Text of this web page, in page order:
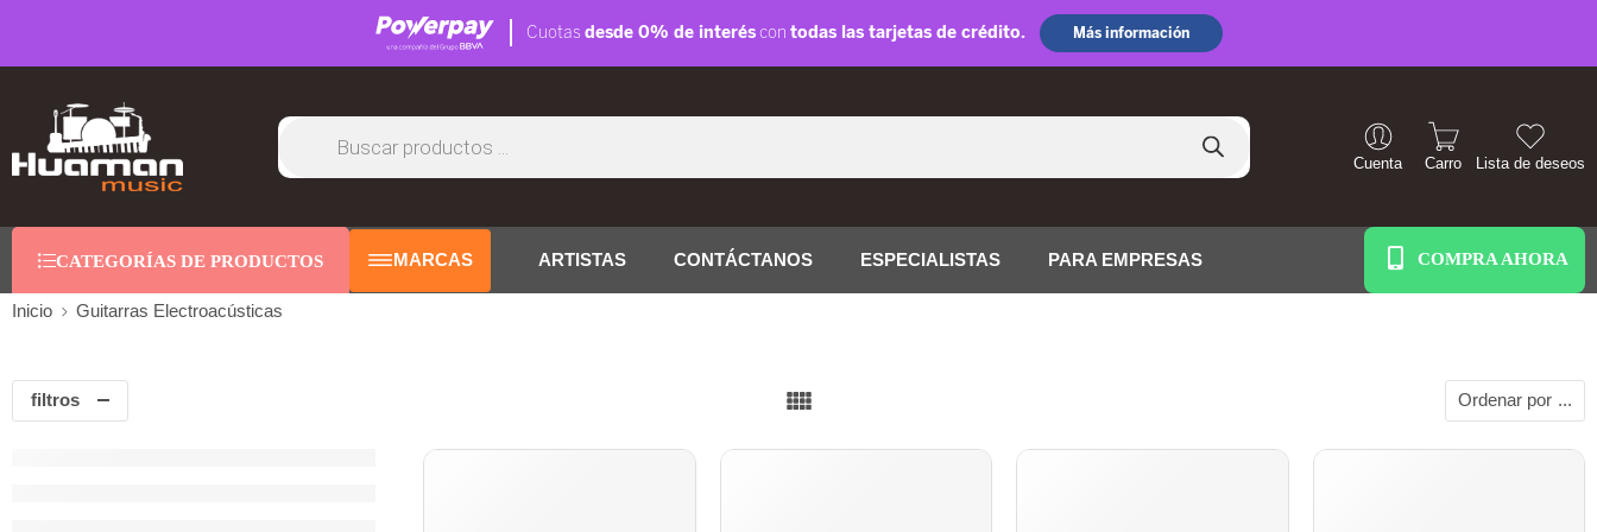
Cuenta Carro Lista de deseos
CATEGORÍAS DE PRODUCTOS MARCAS ARTISTAS CONTÁCTANOS ESPECIALISTAS PARA EMPRESAS +51 938 586 391
Inicio Guitarras Electroacústicas
filtros Ordenar por ...